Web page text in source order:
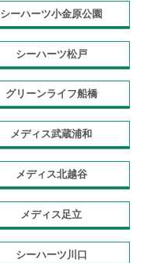
シーハーツ小金原公園
シーハーツ松戸
グリーンライフ船橋
メディス武蔵浦和
メディス北越谷
メディス足立
シーハーツ川口